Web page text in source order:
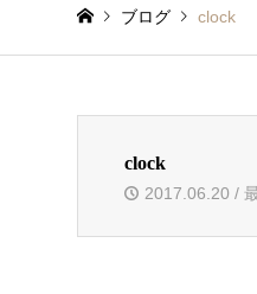
ブログ clock
clock
2017.06.20 /